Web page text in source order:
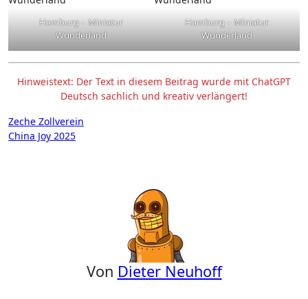
Hamburg – Miniatur
Wunderland
Hamburg – Miniatur
Wunderland
Hinweistext: Der Text in diesem Beitrag wurde mit ChatGPT
Deutsch sachlich und kreativ verlängert!
Beitragsnavigation
Zeche Zollverein
China Joy 2025
Von Dieter Neuhoff